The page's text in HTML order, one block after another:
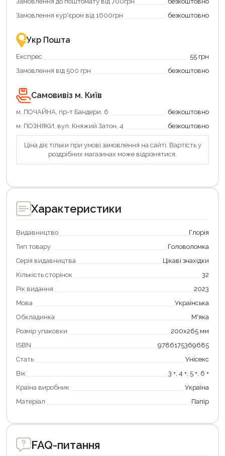
картою
єКнига
–
зручно
та
Замовлення кур'єром від 1600грн
безкоштовно
Укр Пошта
Експрес
55 грн
Замовлення від 500 грн
безкоштовно
Самовивіз м. Київ
м. ПОЧАЙНА, пр-т Бандери, 6
безкоштовно
м. ПОЗНЯКИ, вул. Княжий Затон, 4
безкоштовно
Ціна діє тільки при умові замовлення на сайті. Вартість у
роздрібних магазинах може відрізнятися.
Характеристики
Видавництво
Глорія
Тип товару
Головоломка
Серія видавництва
Цікаві знахідки
Кількість сторінок
32
Рік видання
2023
Мова
Українська
Обкладинка
М'яка
Розмір упаковки
200х265 мм
ISBN
9786175369685
Стать
Унісекс
Вік
3 +, 4 +, 5 +, 6 +
Країна виробник
Україна
Матеріал
Папір
FAQ-питання
Продовжити покупки
Оформити замовлення